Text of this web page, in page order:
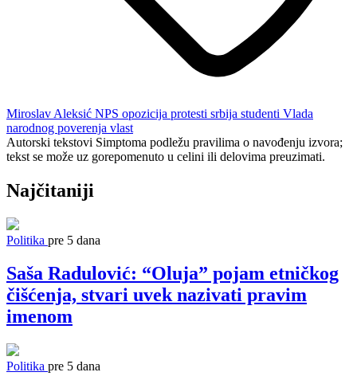
Miroslav Aleksić NPS opozicija protesti srbija studenti Vlada
narodnog poverenja vlast
Autorski tekstovi Simptoma podležu pravilima o navođenju izvora;
tekst se može uz gorepomenuto u celini ili delovima preuzimati.
Najčitaniji
Politika pre 5 dana
Saša Radulović: “Oluja” pojam etničkog
čišćenja, stvari uvek nazivati pravim
imenom
Politika pre 5 dana